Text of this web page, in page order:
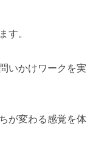
す。
いかけワークを実
が変わる感覚を体